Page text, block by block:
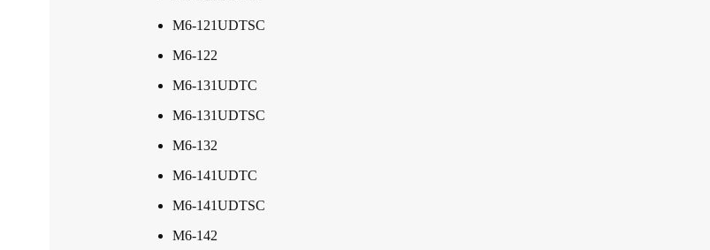
M6-121UDTSC
M6-122
M6-131UDTC
M6-131UDTSC
M6-132
M6-141UDTC
M6-141UDTSC
M6-142